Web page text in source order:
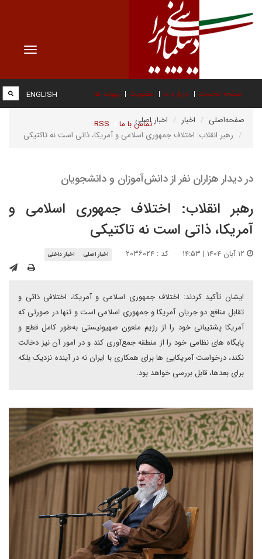
Toggle
صفحه نخست درباره ما عضویت پیوند ها
تماس با ما RSS
ENGLISH
صفحه‌اصلی اخبار
اخبار اصلی
رهبر انقلاب: اختلاف جمهوری اسلامی و آمریکا، ذاتی است نه تاکتیکی
در دیدار هزاران نفر از دانش‌آموزان و دانشجویان
رهبر انقلاب: اختلاف جمهوری اسلامی و
آمریکا، ذاتی است نه تاکتیکی
کد : ۲۰۳۶۰۲۴ اخبار اصلی اخبار داخلی
ایشان تأکید کردند: اختلاف جمهوری اسلامی و آمریکا، اختلافی ذاتی و
تقابل منافع دو جریان آمریکا و جمهوری اسلامی است و تنها در صورتی که
آمریکا پشتیبانی خود را از رژیم ملعون صهیونیستی به‌طور کامل قطع و
پایگاه های نظامی خود را از منطقه جمع‌آوری کند و در امور آن نیز دخالت
نکند، درخواست آمریکایی ها برای همکاری با ایران نه در آینده نزدیک بلکه
برای بعدها، قابل بررسی خواهد بود.